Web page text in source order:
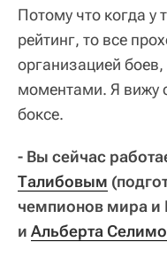
Потому что когда у
рейтинг, то все
организацией
моментами. Я вижу
боксе.
- Вы сейчас
Талибовым
чемпионов мира и
и Альберта